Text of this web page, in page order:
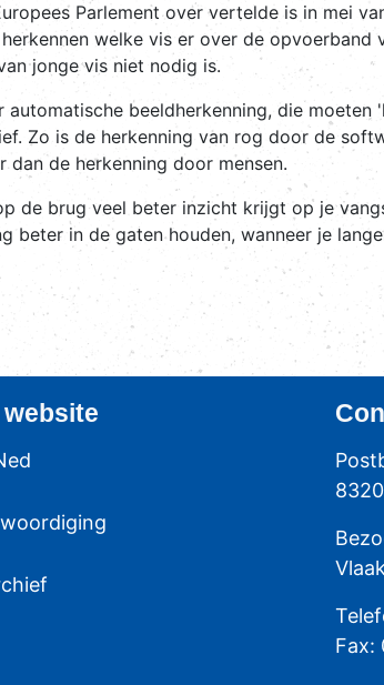
Parlement over vertelde is in mei
welke vis er over de
jonge vis niet nodig is.
automatische beeldherkenning, die
Zo is de herkenning van rog door de
de herkenning door mensen.
de brug veel beter inzicht krijgt op je
beter in de gaten houden, wanneer je
website
Fax: